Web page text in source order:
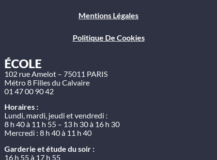
Mentions Légales
Politique De Cookies
ÉCOLE
102 rue Amelot – 75011 PARIS
Métro 8 Filles du Calvaire
01 47 00 90 42
Horaires :
Lundi, mardi, jeudi et vendredi :
8 h 40 à 11 h 55 – 13 h 30 à 16 h 30
Mercredi : 8 h 40 à 11 h 40
Garderie et étude du soir :
16 h 55 à 17 h 55